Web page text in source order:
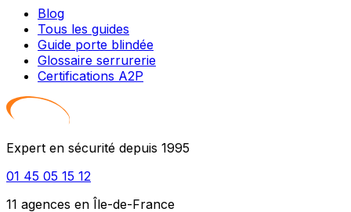
Blog
Tous les guides
Guide porte blindée
Glossaire serrurerie
Certifications A2P
Expert en sécurité depuis 1995
01 45 05 15 12
11 agences en Île-de-France